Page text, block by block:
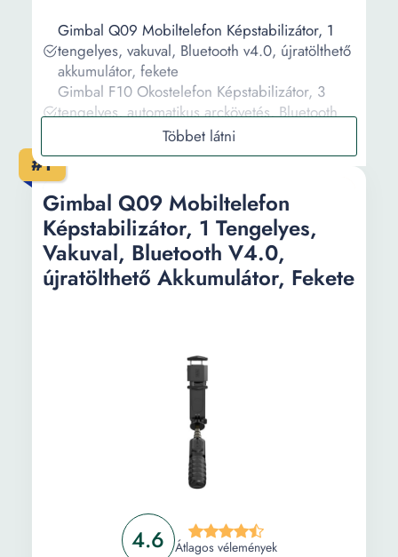
#1
4.6 Átlagos vélemények
Gimbal Q09 Mobiltelefon
Képstabilizátor, 1 Tengelyes,
Vakuval, Bluetooth V4.0,
újratölthető Akkumulátor, Fekete
Gimbal Q09 Mobiltelefon Képstabilizátor, 1
tengelyes, vakuval, Bluetooth v4.0, újratölthető
akkumulátor, fekete
Gimbal F10 Okostelefon Képstabilizátor, 3
tengelyes, automatikus arckövetés, Bluetooth
v5.0, újratölthető akkumulátor, fekete
Gimbal F5 Okostelefon Képstabilizátor, 3
tengelyes, automatikus arckövetés, Bluetooth
v5.0, újratölthető akkumulátor, szürke
Gimbal S5B Okostelefon Képstabilizátor, 3
tengelyes, automatikus arckövetés, Bluetooth
v5.0, újratölthető akkumulátor, fekete
Multifunkcionális, intelligens arcfelismerő és
mozgáskövető telefontartó állvány, gimbal